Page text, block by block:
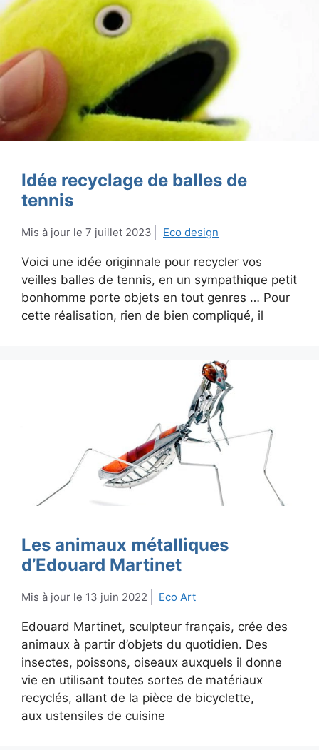
Idée recyclage de balles de
tennis
7 juillet 2023 Eco design
Voici une idée originnale pour recycler vos
veilles balles de tennis, en un sympathique petit
bonhomme porte objets en tout genres … Pour
cette réalisation, rien de bien compliqué, il
Les animaux métalliques
d’Edouard Martinet
13 juin 2022 Eco Art
Edouard Martinet, sculpteur français, crée des
animaux à partir d’objets du quotidien. Des
insectes, poissons, oiseaux auxquels il donne
vie en utilisant toutes sortes de matériaux
recyclés, allant de la pièce de bicyclette,
aux ustensiles de cuisine